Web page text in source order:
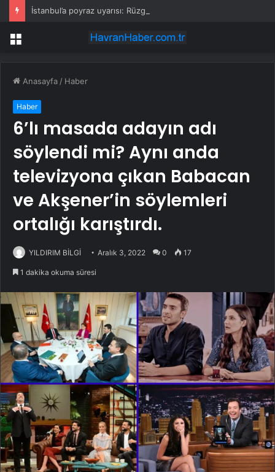
İstanbul’a poyraz uyarısı: Rüzgar kuvvetlenecek!
Menü
Anasayfa / Haber
Haber
6’lı masada adayın adı
söylendi mi? Aynı anda
televizyona çıkan Babacan
ve Akşener’in söylemleri
ortalığı karıştırdı.
YILDIRIM BİLGİ Aralık 3, 2022 0 17
1 dakika okuma süresi